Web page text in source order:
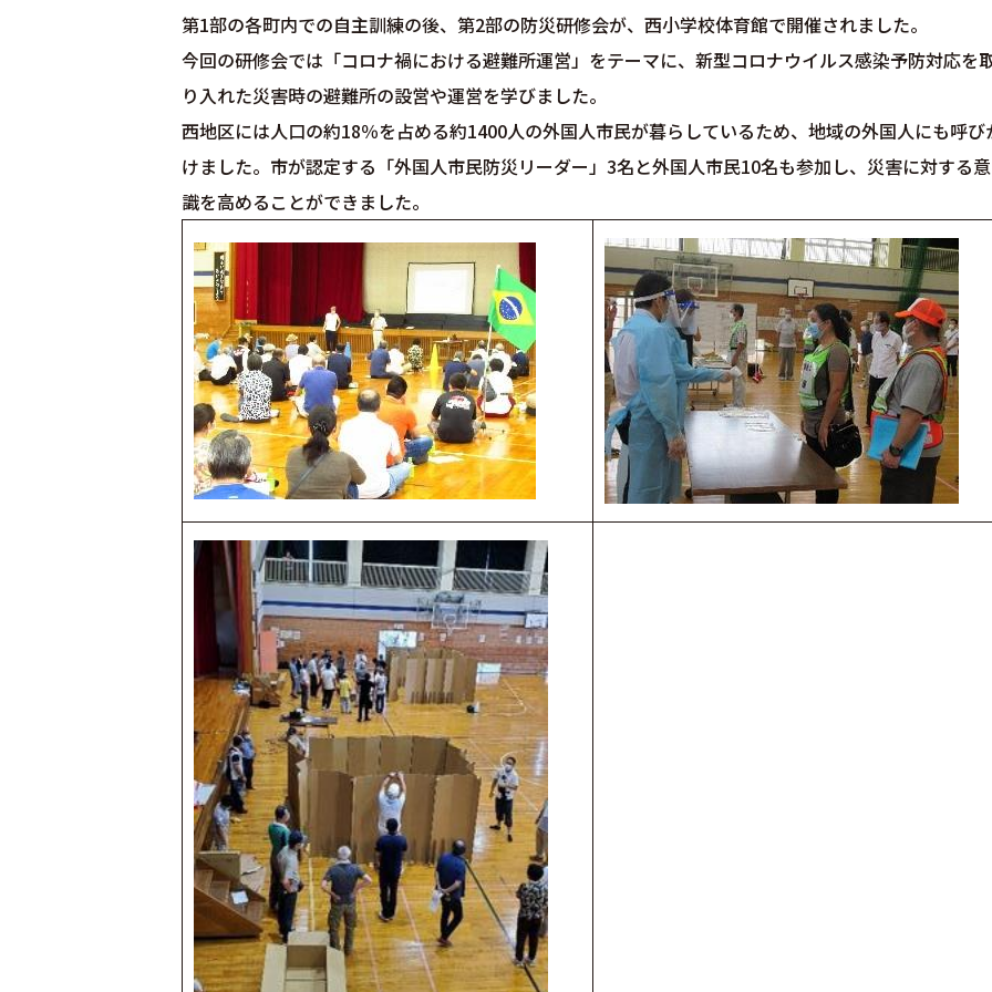
第1部の各町内での自主訓練の後、第2部の防災研修会が、西小学校体育館で開催されました。
今回の研修会では「コロナ禍における避難所運営」をテーマに、新型コロナウイルス感染予防対応を
り入れた災害時の避難所の設営や運営を学びました。
西地区には人口の約18％を占める約1400人の外国人市民が暮らしているため、地域の外国人にも呼び
けました。市が認定する「外国人市民防災リーダー」3名と外国人市民10名も参加し、災害に対する意
識を高めることができました。